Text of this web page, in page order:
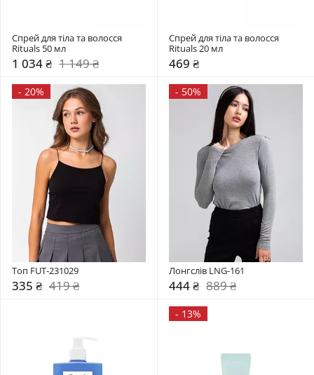
Спрей для тіла та волосся
Rituals 50 мл
1 034 ₴ 1 149 ₴
Спрей для тіла та волосся
Rituals 20 мл
469 ₴
- 20%
Топ FUT-231029
335 ₴ 419 ₴
- 50%
Лонгслів LNG-161
444 ₴ 889 ₴
- 13%